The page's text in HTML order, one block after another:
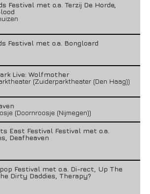
Festival met o.a. Terzij De Horde,
Festival met o.a. Bongloard
Live: Wolfmother
(Zuiderparktheater (Den Haag))
(Doornroosje (Nijmegen))
East Festival Festival met o.a.
Deafheaven
Festival met o.a. Di-rect, Up The
Dirty Daddies, Therapy?